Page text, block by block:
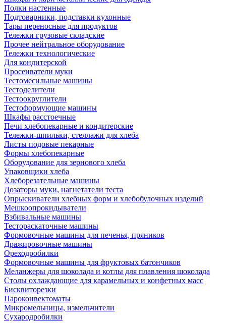
Полки настенные
Подтоварники, подставки кухонные
Тары переносные для продуктов
Тележки грузовые складские
Прочее нейтральное оборудование
Тележки технологические
Для кондитерской
Просеиватели муки
Тестомесильные машины
Тестоделители
Тестоокруглители
Тестоформующие машины
Шкафы расстоечные
Печи хлебопекарные и кондитерские
Тележки-шпильки, стеллажи для хлеба
Листы подовые пекарные
Формы хлебопекарные
Оборудование для зернового хлеба
Упаковщики хлеба
Хлеборезательные машины
Дозаторы муки, нагнетатели теста
Опрыскиватели хлебных форм и хлебобулочных изделий
Мешкоопрокидыватели
Взбивальные машины
Тестораскаточные машины
Формовочные машины для печенья, пряников
Дражировочные машины
Ореходробилки
Формовочные машины для фруктовых батончиков
Меланжеры для шоколада и котлы для плавления шоколада
Столы охлаждающие для карамельных и конфетных масс
Бисквиторезки
Пароконвектоматы
Микромельницы, измельчители
Сухародробилки